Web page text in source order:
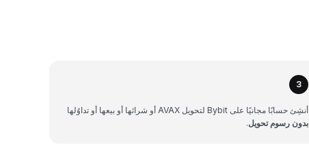
3
أنشِئ حسابًا مجانيًا على Bybit لتحويل AVAX أو شرائها أو بيعها أو تداوُلها
بدون رسوم تحويل.